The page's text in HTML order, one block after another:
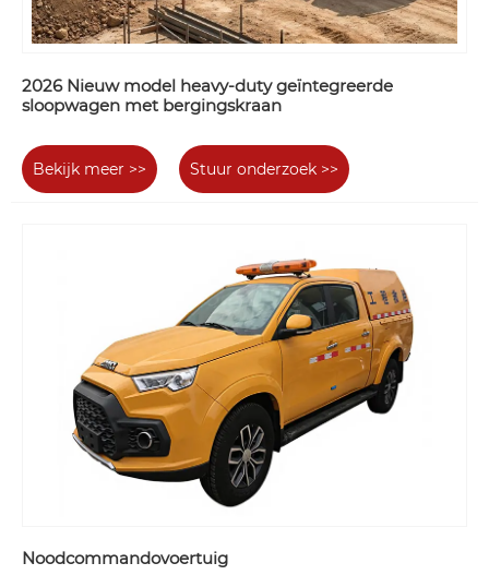
2026 Nieuw model heavy-duty geïntegreerde
sloopwagen met bergingskraan
Bekijk meer >> Stuur onderzoek >>
Noodcommandovoertuig